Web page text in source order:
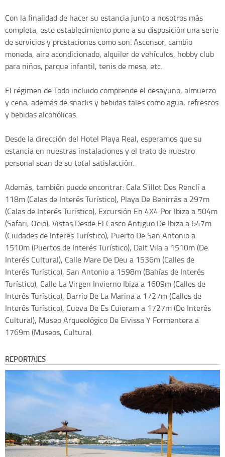
Con la finalidad de hacer su estancia junto a nosotros más
completa, este establecimiento pone a su disposición una serie
de servicios y prestaciones como son: Ascensor, cambio
moneda, aire acondicionado, alquiler de vehículos, hobby club
para niños, parque infantil, tenis de mesa, etc.
El régimen de Todo incluido comprende el desayuno, almuerzo
y cena, además de snacks y bebidas tales como agua, refrescos
y bebidas alcohólicas.
Desde la dirección del Hotel Playa Real, esperamos que su
estancia en nuestras instalaciones y el trato de nuestro
personal sean de su total satisfacción.
Además, también puede encontrar: Cala S'illot Des Renclí a
118m (Calas de Interés Turístico), Playa De Benirrás a 297m
(Calas de Interés Turístico), Excursión En 4X4 Por Ibiza a 504m
(Safari, Ocio), Vistas Desde El Casco Antiguo De Ibiza a 647m
(Ciudades de Interés Turístico), Puerto De San Antonio a
1510m (Puertos de Interés Turístico), Dalt Vila a 1510m (De
Interés Cultural), Calle Mare De Deu a 1536m (Calles de
Interés Turístico), San Antonio a 1598m (Bahías de Interés
Turístico), Calle La Virgen Invierno Ibiza a 1609m (Calles de
Interés Turístico), Barrio De La Marina a 1727m (Calles de
Interés Turístico), Cueva De Es Cuieram a 1727m (De Interés
Cultural), Museo Arqueológico De Eivissa Y Formentera a
1769m (Museos, Cultura).
REPORTAJES